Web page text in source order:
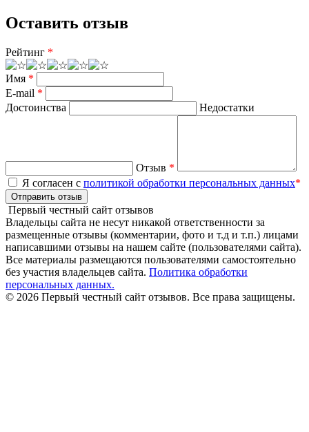
Оставить отзыв
Рейтинг *
Имя *
E-mail *
Достоинства
Недостатки
Отзыв *
Я согласен с политикой обработки персональных данных*
Отправить отзыв
Первый честный сайт отзывов
Владельцы сайта не несут никакой ответственности за
размещенные отзывы (комментарии, фото и т.д и т.п.) лицами
написавшими отзывы на нашем сайте (пользователями сайта).
Все материалы размещаются пользователями самостоятельно
без участия владельцев сайта. Политика обработки
персональных данных.
© 2026 Первый честный сайт отзывов. Все права защищены.